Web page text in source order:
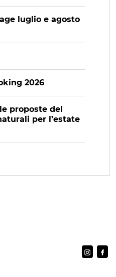
luglio e agosto
2026
proposte del
per l’estate